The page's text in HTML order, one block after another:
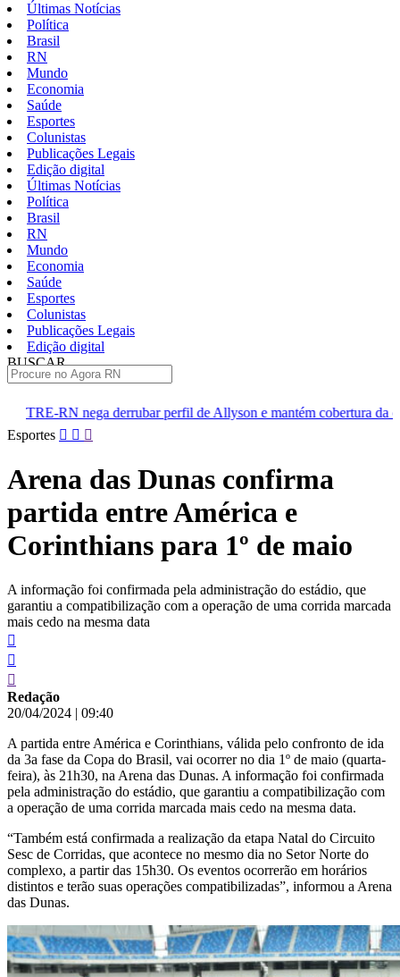
Últimas Notícias
Política
Brasil
RN
Mundo
Economia
Saúde
Esportes
Colunistas
Publicações Legais
Edição digital
Últimas Notícias
Política
Brasil
RN
Mundo
Economia
Saúde
Esportes
Colunistas
Publicações Legais
Edição digital
BUSCAR
perfil de Allyson e mantém cobertura da convenção
Pular
para
conteúdo
Esportes
Arena das Dunas confirma
partida entre América e
Corinthians para 1º de maio
A informação foi confirmada pela administração do estádio, que
garantiu a compatibilização com a operação de uma corrida marcada
mais cedo na mesma data
Redação
20/04/2024 | 09:40
A partida entre América e Corinthians, válida pelo confronto de ida
da 3a fase da Copa do Brasil, vai ocorrer no dia 1º de maio (quarta-
feira), às 21h30, na Arena das Dunas. A informação foi confirmada
pela administração do estádio, que garantiu a compatibilização com
a operação de uma corrida marcada mais cedo na mesma data.
“Também está confirmada a realização da etapa Natal do Circuito
Sesc de Corridas, que acontece no mesmo dia no Setor Norte do
complexo, a partir das 15h30. Os eventos ocorrerão em horários
distintos e terão suas operações compatibilizadas”, informou a Arena
das Dunas.